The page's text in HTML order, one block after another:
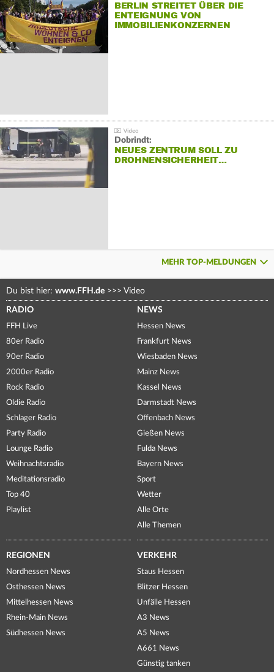
BERLIN STREITET ÜBER DIE
ENTEIGNUNG VON
IMMOBILIENKONZERNEN
Dobrindt:
NEUES ZENTRUM SOLL ZU
DROHNENSICHERHEIT…
MEHR TOP-MELDUNGEN
Du bist hier: www.FFH.de >>> Video
RADIO
FFH Live
80er Radio
90er Radio
2000er Radio
Rock Radio
Oldie Radio
Schlager Radio
Party Radio
Lounge Radio
Weihnachtsradio
Meditationsradio
Top 40
Playlist
NEWS
Hessen News
Frankfurt News
Wiesbaden News
Mainz News
Kassel News
Darmstadt News
Offenbach News
Gießen News
Fulda News
Bayern News
Sport
Wetter
Alle Orte
Alle Themen
REGIONEN
Nordhessen News
Osthessen News
Mittelhessen News
Rhein-Main News
Südhessen News
VERKEHR
Staus Hessen
Blitzer Hessen
Unfälle Hessen
A3 News
A5 News
A661 News
Günstig tanken